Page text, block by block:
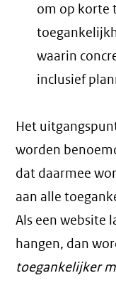
om op korte
waarin
inclusief
Het
worden
dat daarmee
aan alle
Als een website
hangen, dan
toegankelijker